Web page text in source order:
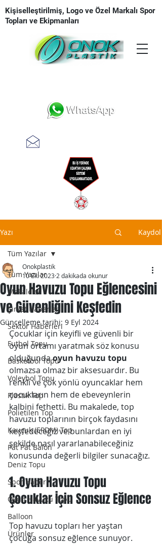
Kişiselleştirilmiş, Logo ve Özel Markalı Spor
Topları ve Ekipmanları
teklifal @ onokplastik.com
Yazı Kaydol
Tüm Yazılar
Makaleler
Şirket Haberleri
Sektör Haberleri
Futbol Topu
Basketbol Topu
Voleybol Topu
Plastik Top
Polietilen Top
Kauçuk (EPDM) Top
Pat Pat Balon
Deniz Topu
Spor Haber
Oyun Havuzu Topu
Balloon
Ürünler
Tüm Yazılar
Oyun Havuzu Topu Eğlencesini
ve Güvenliğini Keşfedin
Onokplastik
10 Eki 2023 2 dakikada okunur
Güncelleme tarihi: 9 Eyl 2024
Çocuklar için keyifli ve güvenli bir
oyun ortamı yaratmak söz konusu
olduğunda oyun havuzu topu
olmazsa olmaz bir aksesuardır. Bu
renkli ve çok yönlü oyuncaklar hem
çocukların hem de ebeveynlerin
kalbini fethetti. Bu makalede, top
havuzu toplarının birçok faydasını
keşfedeceğiz ve bunlardan en iyi
şekilde nasıl yararlanabileceğiniz
konusunda değerli bilgiler sunacağız.
1. Oyun Havuzu Topu
Çocuklar İçin Sonsuz Eğlence
Top havuzu topları her yaştan
çocuğa sonsuz eğlence sunuyor.